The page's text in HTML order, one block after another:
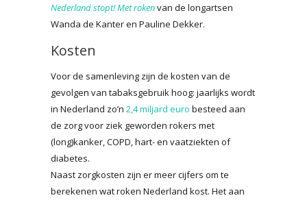
Nederland stopt! Met rokenvan de longartsen
Wanda de Kanter en Pauline Dekker.
Kosten
Voor de samenleving zijn de kosten van de
gevolgen van tabaksgebruik hoog: jaarlijks wordt
in Nederland zo’n 2,4 miljard euro besteed aan
de zorg voor ziek geworden rokers met
(long)kanker, COPD, hart- en vaatziekten of
diabetes.
Naast zorgkosten zijn er meer cijfers om te
berekenen wat roken Nederland kost. Het aan